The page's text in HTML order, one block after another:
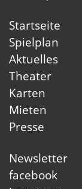
Startseite
Spielplan
Aktuelles
Theater
Karten
Mieten
Presse
Newsletter
facebook